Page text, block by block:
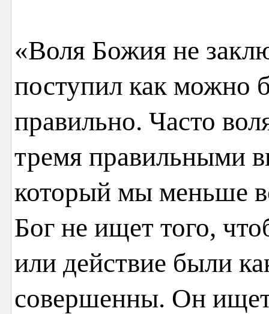
«Воля Божия не
поступил как можно
правильно. Часто
тремя правильными
который мы меньше
Бог не ищет того,
или действие были
совершенны. Он